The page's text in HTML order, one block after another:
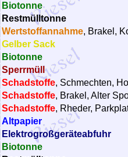
Biotonne
Restmülltonne
Wertstoffannahme, Brakel,
Gelber Sack
Biotonne
Sperrmüll
Schadstoffe, Schmechten,
Schadstoffe, Brakel, Alter
Schadstoffe, Rheder,
Altpapier
Elektrogroßgeräteabfuhr
Biotonne